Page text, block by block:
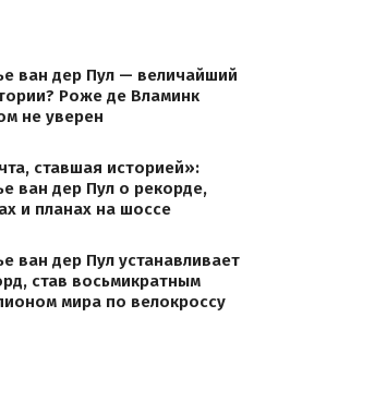
ван дер Пул — величайший
Роже де Вламинк
не уверен
ставшая историей»:
ван дер Пул о рекорде,
и планах на шоссе
ван дер Пул устанавливает
став восьмикратным
мира по велокроссу